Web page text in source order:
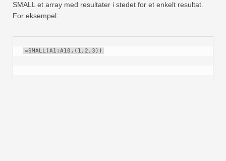
SMALL et array med resultater i stedet for et enkelt resultat.
For eksempel:
=SMALL(A1:A10,(1,2,3))